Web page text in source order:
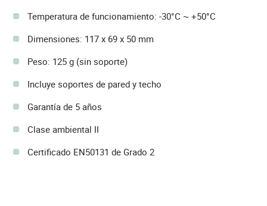
Temperatura de funcionamiento: -30°C ~ +50°C
Dimensiones: 117 x 69 x 50 mm
Peso: 125 g (sin soporte)
Incluye soportes de pared y techo
Garantía de 5 años
Clase ambiental II
Certificado EN50131 de Grado 2